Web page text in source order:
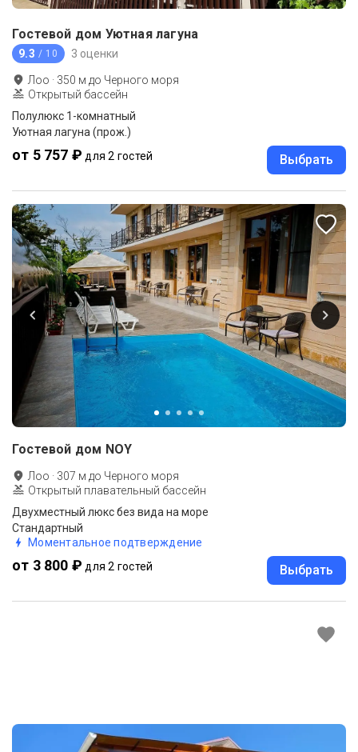
Гостевой дом Уютная лагуна
9.3 / 10 3 оценки
Лоо · 350 м до Черного моря
Открытый бассейн
Полулюкс 1-комнатный
Уютная лагуна (прож.)
от 5 757 ₽ для 2 гостей Выбрать
Гостевой дом NOY
Лоо · 307 м до Черного моря
Открытый плавательный бассейн
Двухместный люкс без вида на море
Стандартный
Моментальное подтверждение
от 3 800 ₽ для 2 гостей Выбрать